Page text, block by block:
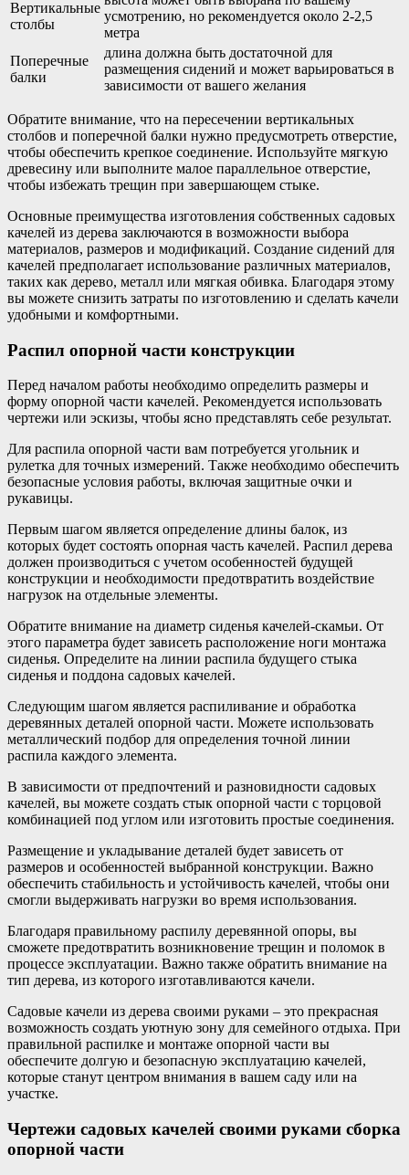
Вертикальные
столбы
усмотрению, но рекомендуется около 2-2,5
метра
Поперечные
балки
длина должна быть достаточной для
размещения сидений и может варьироваться в
зависимости от вашего желания
Обратите внимание, что на пересечении вертикальных
столбов и поперечной балки нужно предусмотреть отверстие,
чтобы обеспечить крепкое соединение. Используйте мягкую
древесину или выполните малое параллельное отверстие,
чтобы избежать трещин при завершающем стыке.
Основные преимущества изготовления собственных садовых
качелей из дерева заключаются в возможности выбора
материалов, размеров и модификаций. Создание сидений для
качелей предполагает использование различных материалов,
таких как дерево, металл или мягкая обивка. Благодаря этому
вы можете снизить затраты по изготовлению и сделать качели
удобными и комфортными.
Распил опорной части конструкции
Перед началом работы необходимо определить размеры и
форму опорной части качелей. Рекомендуется использовать
чертежи или эскизы, чтобы ясно представлять себе результат.
Для распила опорной части вам потребуется угольник и
рулетка для точных измерений. Также необходимо обеспечить
безопасные условия работы, включая защитные очки и
рукавицы.
Первым шагом является определение длины балок, из
которых будет состоять опорная часть качелей. Распил дерева
должен производиться с учетом особенностей будущей
конструкции и необходимости предотвратить воздействие
нагрузок на отдельные элементы.
Обратите внимание на диаметр сиденья качелей-скамьи. От
этого параметра будет зависеть расположение ноги монтажа
сиденья. Определите на линии распила будущего стыка
сиденья и поддона садовых качелей.
Следующим шагом является распиливание и обработка
деревянных деталей опорной части. Можете использовать
металлический подбор для определения точной линии
распила каждого элемента.
В зависимости от предпочтений и разновидности садовых
качелей, вы можете создать стык опорной части с торцовой
комбинацией под углом или изготовить простые соединения.
Размещение и укладывание деталей будет зависеть от
размеров и особенностей выбранной конструкции. Важно
обеспечить стабильность и устойчивость качелей, чтобы они
смогли выдерживать нагрузки во время использования.
Благодаря правильному распилу деревянной опоры, вы
сможете предотвратить возникновение трещин и поломок в
процессе эксплуатации. Важно также обратить внимание на
тип дерева, из которого изготавливаются качели.
Садовые качели из дерева своими руками – это прекрасная
возможность создать уютную зону для семейного отдыха. При
правильной распилке и монтаже опорной части вы
обеспечите долгую и безопасную эксплуатацию качелей,
которые станут центром внимания в вашем саду или на
участке.
Чертежи садовых качелей своими руками сборка
опорной части